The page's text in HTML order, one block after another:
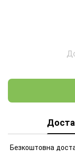
Безкоштовна